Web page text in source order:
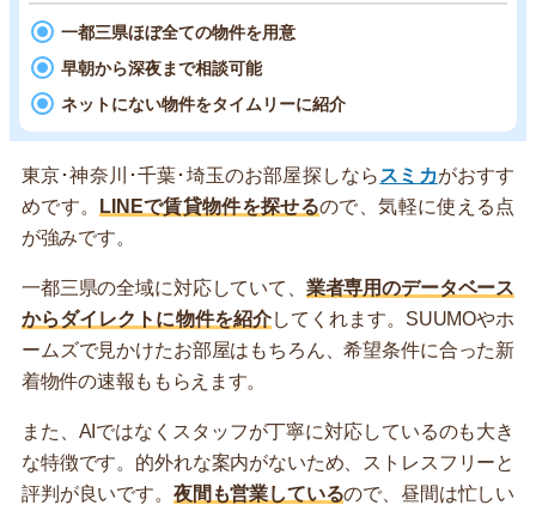
一都三県ほぼ全ての物件を用意
早朝から深夜まで相談可能
ネットにない物件をタイムリーに紹介
東京･神奈川･千葉･埼玉のお部屋探しなら スミカがおすす
めです。
LINEで賃貸物件を探せるので、気軽に使える点
が強みです。
一都三県の全域に対応していて、 業者専用のデータベース
からダイレクトに物件を紹介してくれます。SUUMOやホ
ームズで見かけたお部屋はもちろん、希望条件に合った新
着物件の速報ももらえます。
また、AIではなくスタッフが丁寧に対応しているのも大き
な特徴です。的外れな案内がないため、ストレスフリーと
評判が良いです。 夜間も営業しているので、昼間は忙しい